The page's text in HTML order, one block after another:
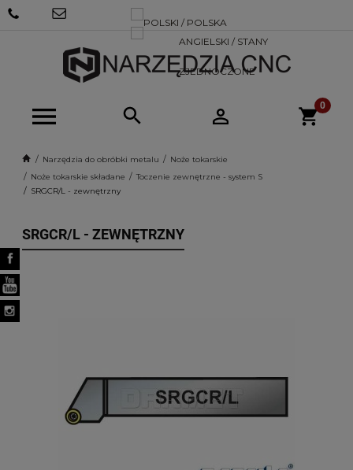
Narzędzia do obróbki metalu
Noże tokarskie
Noże tokarskie składane
Toczenie zewnętrzne - system S
SRGCR/L - zewnętrzny
SRGCR/L - ZEWNĘTRZNY